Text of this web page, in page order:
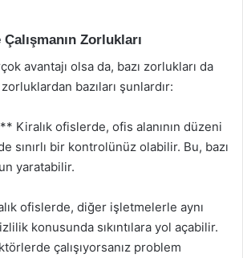
Zorlukları
avantajı olsa da, bazı zorlukları da
bazıları şunlardır:
Kiralık ofislerde, ofis alanının düzeni
sınırlı bir kontrolünüz olabilir. Bu, bazı
yaratabilir.
ofislerde, diğer işletmelerle aynı
konusunda sıkıntılara yol açabilir.
çalışıyorsanız problem